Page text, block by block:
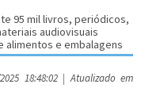
95 mil livros, periódicos,
audiovisuais
alimentos e embalagens
18:48:02 | Atualizado em